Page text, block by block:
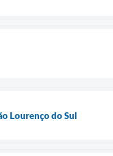
Lourenço do Sul